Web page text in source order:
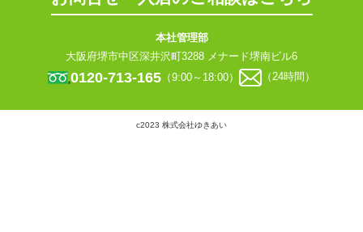
本社管理部
大阪府堺市中区深井沢町3288 メナード堺南ビル6
0120-713-165 （9:00～18:00） （24時間）
c2023 株式会社ゆきあい